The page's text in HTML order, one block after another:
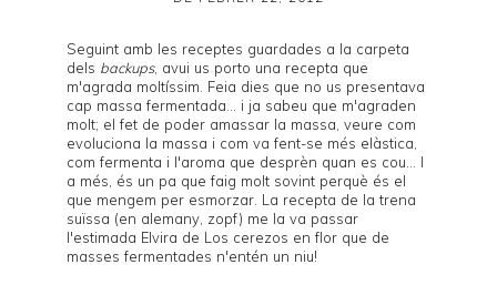
Seguint amb les receptes guardades a la carpeta
dels backups, avui us porto una recepta que
m'agrada moltíssim. Feia dies que no us presentava
cap massa fermentada... i ja sabeu que m'agraden
molt; el fet de poder amassar la massa, veure com
evoluciona la massa i com va fent-se més elàstica,
com fermenta i l'aroma que desprèn quan es cou... I
a més, és un pa que faig molt sovint perquè és el
que mengem per esmorzar. La recepta de la trena
suïssa (en alemany, zopf) me la va passar
l'estimada Elvira de Los cerezos en flor que de
masses fermentades n'entén un niu!